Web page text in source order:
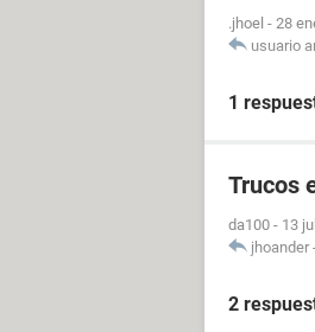
.jhoel - 28
usuario
1
Trucos
da100 - 13
jhoander
2